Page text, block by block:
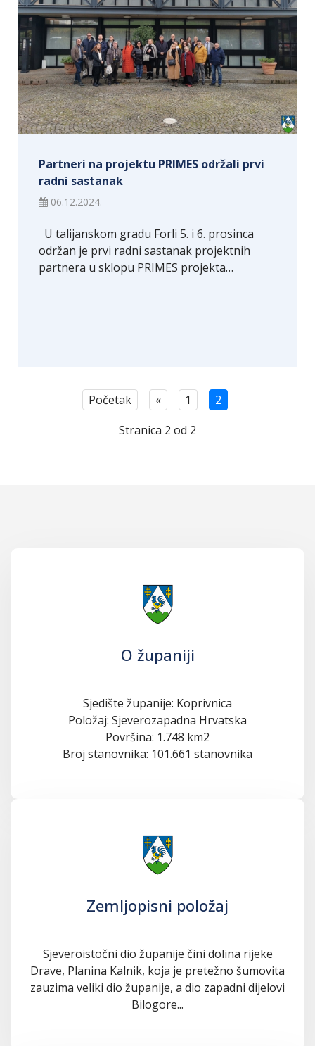
Partneri na projektu PRIMES održali prvi
radni sastanak
06.12.2024.
U talijanskom gradu Forli 5. i 6. prosinca
održan je prvi radni sastanak projektnih
partnera u sklopu PRIMES projekta…
Početak « 1
2
Stranica 2 od 2
O županiji
Sjedište županije: Koprivnica
Položaj: Sjeverozapadna Hrvatska
Površina: 1.748 km2
Broj stanovnika: 101.661 stanovnika
Zemljopisni položaj
Sjeveroistočni dio županije čini dolina rijeke
Drave, Planina Kalnik, koja je pretežno šumovita
zauzima veliki dio županije, a dio zapadni dijelovi
Bilogore...